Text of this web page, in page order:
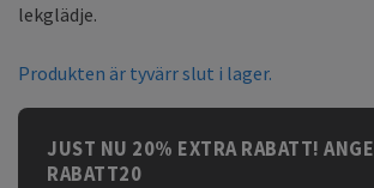
lekglädje.
Produkten är tyvärr slut i lager.
JUST NU 20% EXTRA RABATT!
RABATT20